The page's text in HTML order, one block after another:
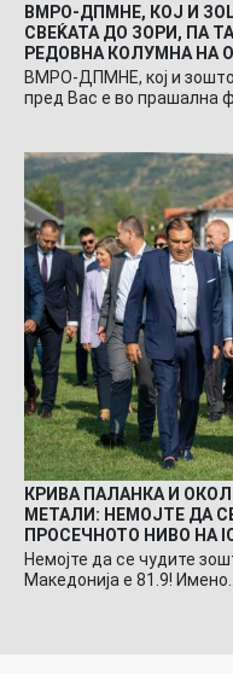
ВМРО-ДПМНЕ, КОЈ И
СВЕЌАТА ДО ЗОРИ, ПА
РЕДОВНА КОЛУМНА НА
ВМРО-ДПМНЕ, кој и
пред Вас е во прашална
КРИВА ПАЛАНКА И
МЕТАЛИ: НЕМОЈТЕ ДА
ПРОСЕЧНОТО НИВО НА
Немојте да се чудите
Македонија е 81.9! Имено…